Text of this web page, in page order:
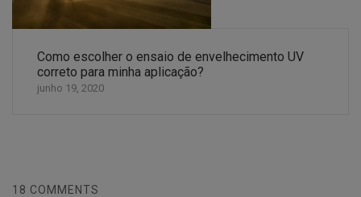
Como escolher o ensaio de envelhecimento UV
correto para minha aplicação?
junho 19, 2020
18 COMMENTS